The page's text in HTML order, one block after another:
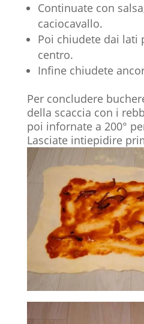
Continuate con
caciocavallo.
Poi chiudete dai lati
centro.
Infine chiudete
Per concludere
della scaccia con i
poi infornate a 200°
Lasciate intiepidire